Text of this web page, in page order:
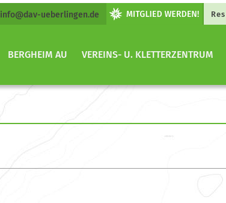
info@dav-ueberlingen.de
BERGHEIM AU VEREINS- U. KLETTERZENTRUM